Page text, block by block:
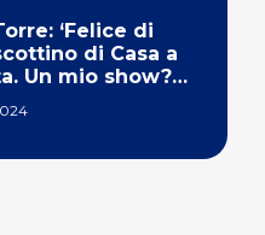
‘Felice di
di Casa a
Un mio show?